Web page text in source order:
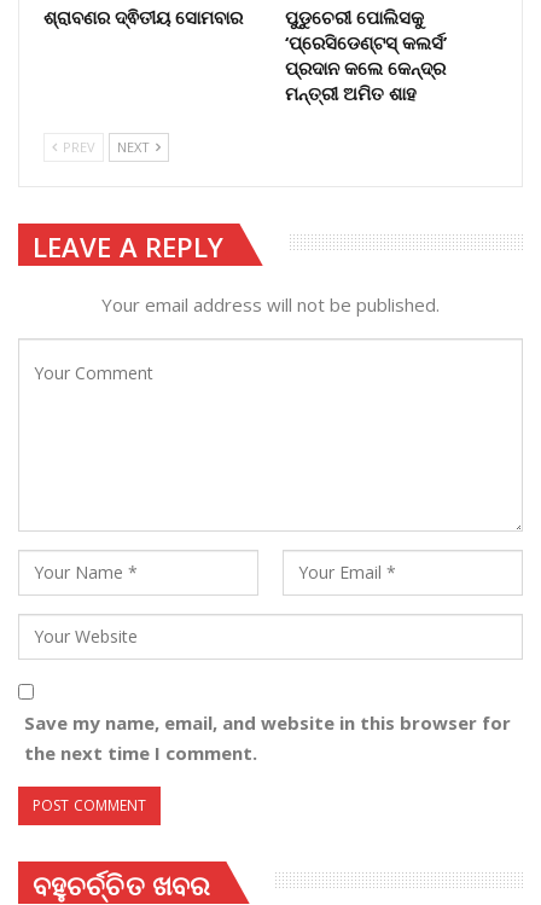
ଶ୍ରାବଣର ଦ୍ଵିତୀୟ ସୋମବାର
ପୁଡୁଚେରୀ ପୋଲିସକୁ
‘ପ୍ରେସିଡେଣ୍ଟସ୍ କଲର୍ସ’
ପ୍ରଦାନ କଲେ କେନ୍ଦ୍ର
ମନ୍ତ୍ରୀ ଅମିତ ଶାହ
PREV NEXT
LEAVE A REPLY
Your email address will not be published.
Save my name, email, and website in this browser for
the next time I comment.
ବହୁଚର୍ଚ୍ଚିତ ଖବର